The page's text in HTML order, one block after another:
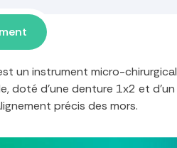
un instrument micro-chirurgical
doté d'une denture 1x2 et d'un
précis des mors.